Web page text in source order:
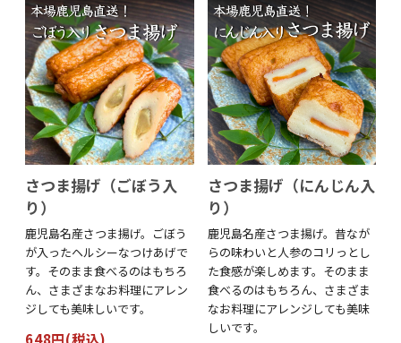
さつま揚げ（ごぼう入
り）
鹿児島名産さつま揚げ。ごぼう
が入ったヘルシーなつけあげで
す。そのまま食べるのはもちろ
ん、さまざまなお料理にアレン
ジしても美味しいです。
648円(税込)
さつま揚げ（にんじん入
り）
鹿児島名産さつま揚げ。昔なが
らの味わいと人参のコリっとし
た食感が楽しめます。そのまま
食べるのはもちろん、さまざま
なお料理にアレンジしても美味
しいです。